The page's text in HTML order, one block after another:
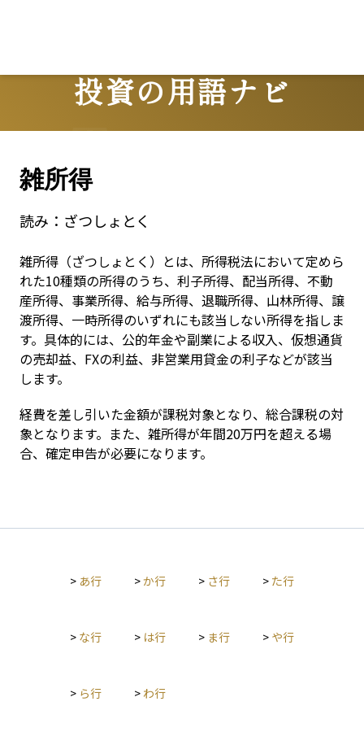
投資の用語ナビ
Terms
雑所得
読み： ざつしょとく
雑所得（ざつしょとく）とは、所得税法において定めら
れた10種類の所得のうち、利子所得、配当所得、不動
産所得、事業所得、給与所得、退職所得、山林所得、譲
渡所得、一時所得のいずれにも該当しない所得を指しま
す。具体的には、公的年金や副業による収入、仮想通貨
の売却益、FXの利益、非営業用貸金の利子などが該当
します。
経費を差し引いた金額が課税対象となり、総合課税の対
象となります。また、雑所得が年間20万円を超える場
合、確定申告が必要になります。
> あ行 >か行 > さ行 > た行
> な行 > は行 > ま行 > や行
> ら行 > わ行